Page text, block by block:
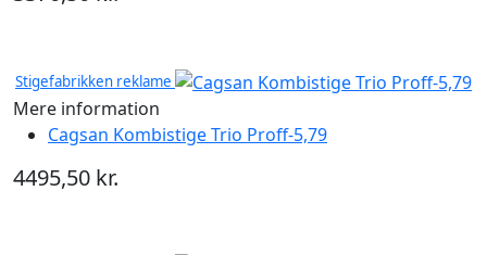
Stigefabrikken reklame
Mere information
Cagsan Kombistige Trio Proff-5,79
4495,50 kr.